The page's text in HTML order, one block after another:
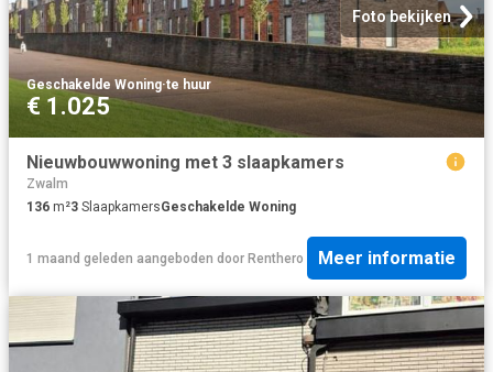
Foto bekijken
Geschakelde Woning·te huur
€ 1.025
Nieuwbouwwoning met 3 slaapkamers
Zwalm
136 m²3 SlaapkamersGeschakelde Woning
1 maand geleden aangeboden door Renthero Meer informatie